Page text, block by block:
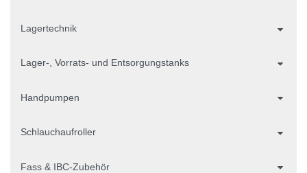
Lagertechnik
Lager-, Vorrats- und Entsorgungstanks
Handpumpen
Schlauchaufroller
Fass & IBC-Zubehör